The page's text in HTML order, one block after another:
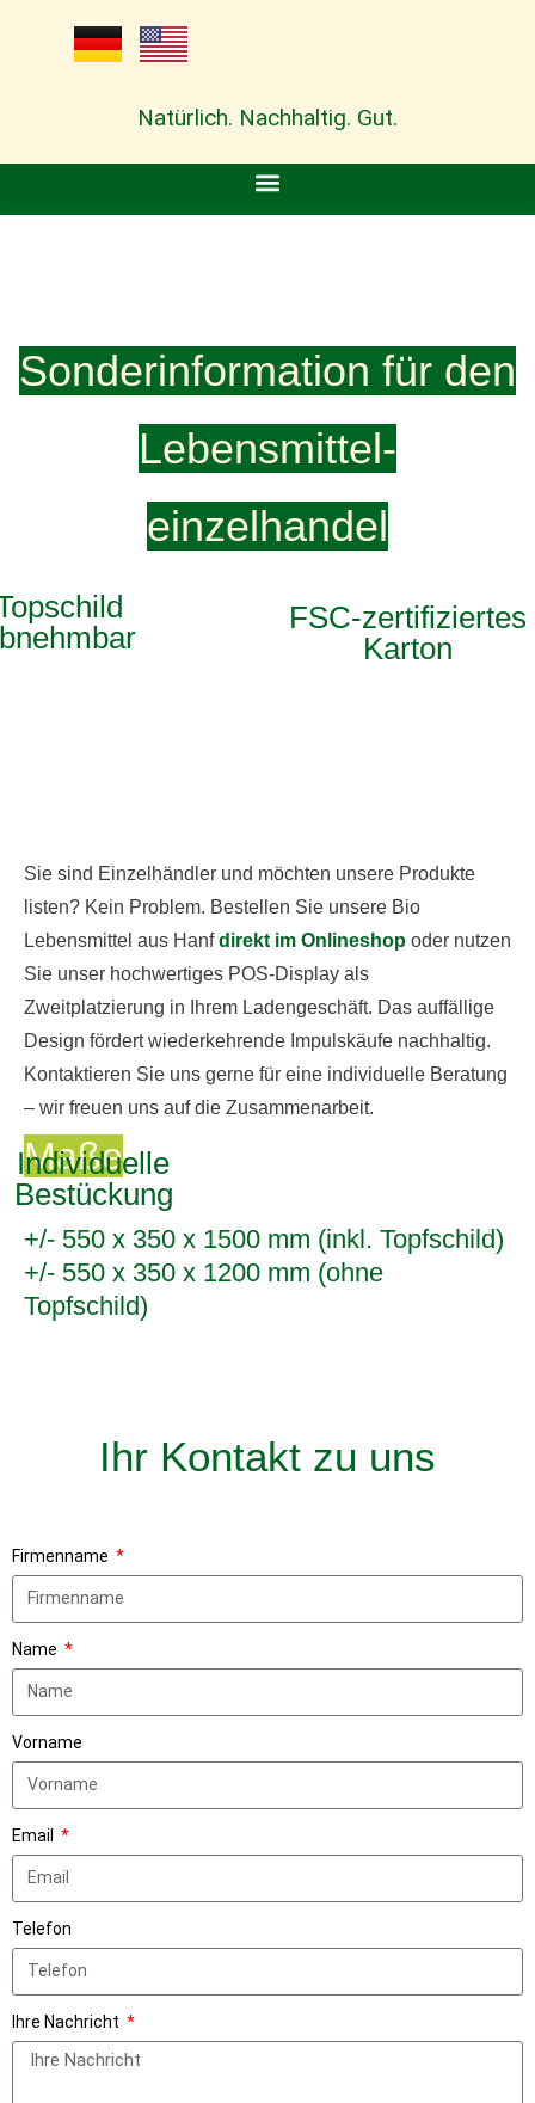
Natürlich. Nachhaltig. Gut.
Sonderinformation für den
Lebensmittel-
einzelhandel
FSC-zertifiziertes
Karton
Individuelle
Bestückung
Sie sind Einzelhändler und möchten unsere Produkte
listen? Kein Problem. Bestellen Sie unsere Bio
Lebensmittel aus Hanfdirekt im Onlineshop oder nutzen
Sie unser hochwertiges POS-Display als
Zweitplatzierung in Ihrem Ladengeschäft. Das auffällige
Design fördert wiederkehrende Impulskäufe nachhaltig.
Kontaktieren Sie uns gerne für eine individuelle Beratung
– wir freuen uns auf die Zusammenarbeit.
Maße
+/- 550 x 350 x 1500 mm (inkl. Topfschild)
+/- 550 x 350 x 1200 mm (ohne
Topfschild)
Ihr Kontakt zu uns
Firmenname
Name
Vorname
Email
Telefon
Ihre Nachricht